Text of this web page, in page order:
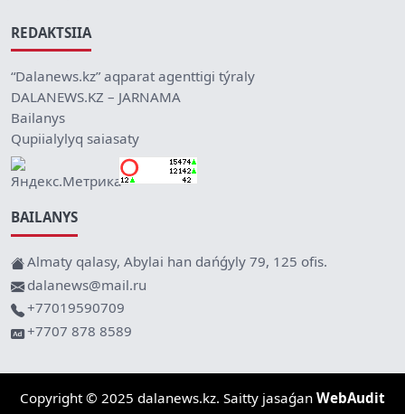
REDAKTSIIA
“Dalanews.kz” aqparat agenttigi týraly
DALANEWS.KZ – JARNAMA
Bailanys
Qupiialylyq saiasaty
BAILANYS
Almaty qalasy, Abylai han dańǵyly 79, 125 ofis.
dalanews@mail.ru
+77019590709
+7707 878 8589
Copyright © 2025 dalanews.kz. Saitty jasaǵan WebAudit